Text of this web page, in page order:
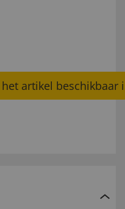
artikel beschikbaar